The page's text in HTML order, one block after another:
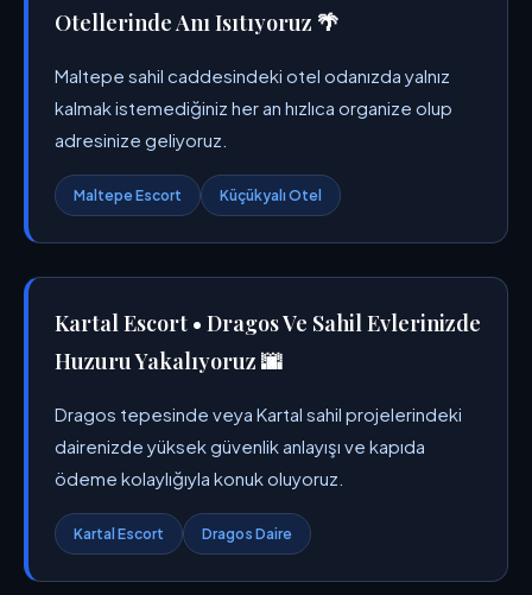
Otellerinde Anı Isıtıyoruz 🌴
Maltepe sahil caddesindeki otel odanızda yalnız
kalmak istemediğiniz her an hızlıca organize olup
adresinize geliyoruz.
Maltepe Escort Küçükyalı Otel
Kartal Escort • Dragos Ve Sahil Evlerinizde
Huzuru Yakalıyoruz 🌆
Dragos tepesinde veya Kartal sahil projelerindeki
dairenizde yüksek güvenlik anlayışı ve kapıda
ödeme kolaylığıyla konuk oluyoruz.
Kartal Escort Dragos Daire